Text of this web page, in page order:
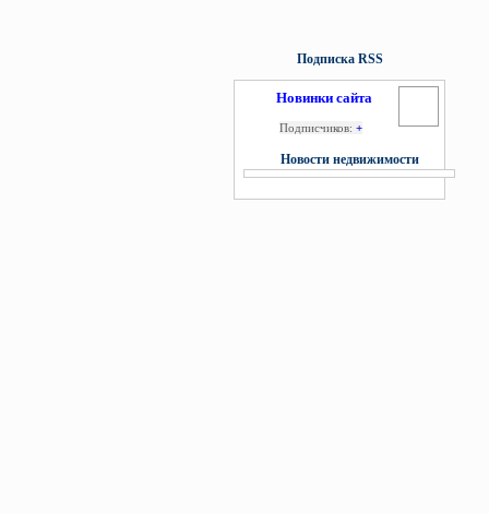
Подписка RSS
Новинки сайта
Подписчиков: +
Новости недвижимости